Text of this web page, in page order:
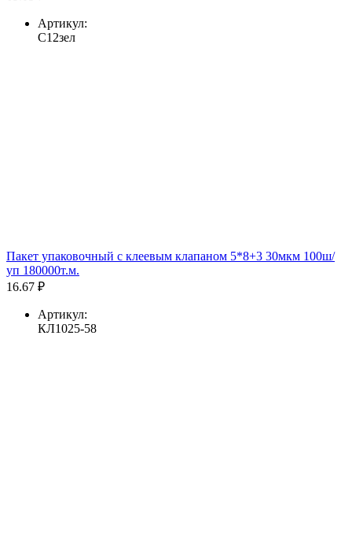
Артикул:
С12зел
Пакет упаковочный с клеевым клапаном 5*8+3 30мкм 100ш/
уп 180000т.м.
16.67 ₽
Артикул:
КЛ1025-58